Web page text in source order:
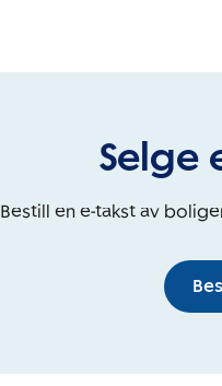
Selge
Bestill en e-takst av